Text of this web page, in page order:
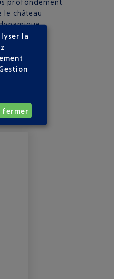
profondément
le château
la
fermer